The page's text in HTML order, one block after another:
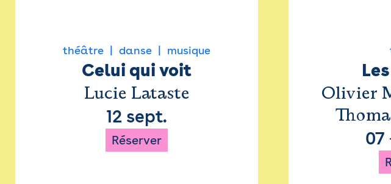
théâtre danse musique
Celui qui voit
Lucie Lataste
12 sept.
Réserver
Olivier
07